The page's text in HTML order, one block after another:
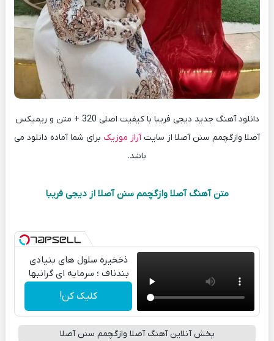
دانلود آهنگ جدید دیجی فریبا با کیفیت اصلی 320 + متن و ریمیکس
آصلا وازگچمم سنن آصلا از سایتآراز موزیک برای شما آماده دانلود می
باشد.
متن آهنگ آصلا وازگچمم سنن آصلا از دیجی فریبا
ذخخیره سلول های بنیادی
بندناف ؛ سرمایه ای گرانبها
کلیک کن!
پخش آنلاین آهنگ آصلا وازگچمم سنن آصلا